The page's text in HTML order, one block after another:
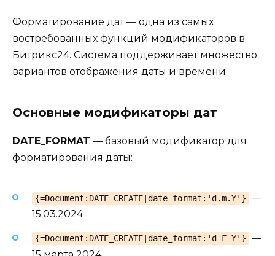
Форматирование дат — одна из самых
востребованных функций модификаторов в
Битрикс24. Система поддерживает множество
вариантов отображения даты и времени.
Основные модификаторы дат
DATE_FORMAT — базовый модификатор для
форматирования даты:
{=Document:DATE_CREATE|date_format:'d.m.Y'}
—
15.03.2024
{=Document:DATE_CREATE|date_format:'d F Y'}
—